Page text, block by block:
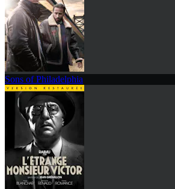
Sons of Philadelphia